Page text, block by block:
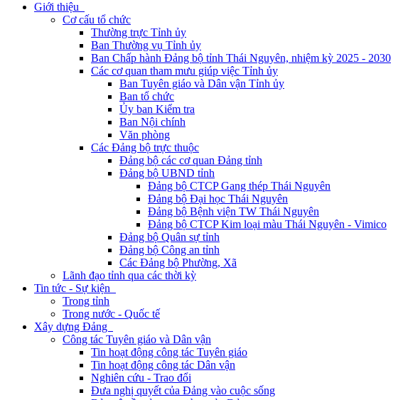
Giới thiệu
Cơ cấu tổ chức
Thường trực Tỉnh ủy
Ban Thường vụ Tỉnh ủy
Ban Chấp hành Đảng bộ tỉnh Thái Nguyên, nhiệm kỳ 2025 - 2030
Các cơ quan tham mưu giúp việc Tỉnh ủy
Ban Tuyên giáo và Dân vận Tỉnh ủy
Ban tổ chức
Ủy ban Kiểm tra
Ban Nội chính
Văn phòng
Các Đảng bộ trực thuộc
Đảng bộ các cơ quan Đảng tỉnh
Đảng bộ UBND tỉnh
Đảng bộ CTCP Gang thép Thái Nguyên
Đảng bộ Đại học Thái Nguyên
Đảng bộ Bệnh viện TW Thái Nguyên
Đảng bộ CTCP Kim loại màu Thái Nguyên - Vimico
Đảng bộ Quân sự tỉnh
Đảng bộ Công an tỉnh
Các Đảng bộ Phường, Xã
Lãnh đạo tỉnh qua các thời kỳ
Tin tức - Sự kiện
Trong tỉnh
Trong nước - Quốc tế
Xây dựng Đảng
Công tác Tuyên giáo và Dân vận
Tin hoạt động công tác Tuyên giáo
Tin hoạt động công tác Dân vận
Nghiên cứu - Trao đổi
Đưa nghị quyết của Đảng vào cuộc sống